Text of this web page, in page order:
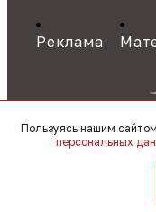
Реклама
Пользуясь нашим
персональных